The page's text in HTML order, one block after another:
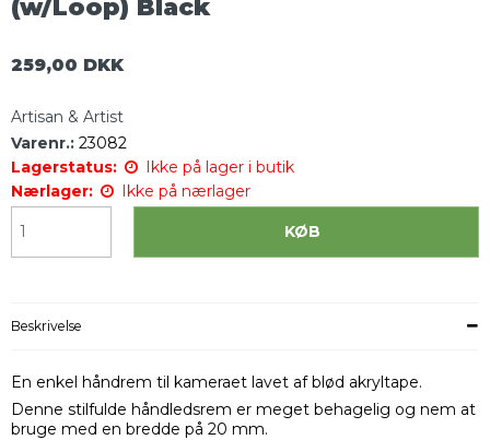
(w/Loop) Black
259,00 DKK
Artisan & Artist
Varenr.: 23082
Lagerstatus:
Ikke på lager i butik
Nærlager:
Ikke på nærlager
KØB
Beskrivelse
En enkel håndrem til kameraet lavet af blød akryltape.
Denne stilfulde håndledsrem er meget behagelig og nem at
bruge med en bredde på 20 mm.